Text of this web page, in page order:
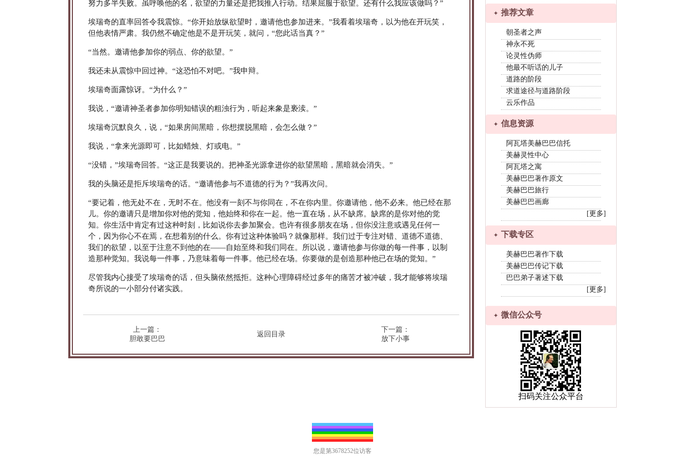
努力多半失败。虽呼唤他的名，欲望的力量还是把我推入行动。结果屈服于欲望。还有什么我应该做吗？”
埃瑞奇的直率回答令我震惊。“你开始放纵欲望时，邀请他也参加进来。”我看着埃瑞奇，以为他在开玩笑，
但他表情严肃。我仍然不确定他是不是开玩笑，就问，“您此话当真？”
“当然。邀请他参加你的弱点、你的欲望。”
我还未从震惊中回过神。“这恐怕不对吧。”我申辩。
埃瑞奇面露惊讶。“为什么？”
我说，“邀请神圣者参加你明知错误的粗浊行为，听起来象是亵渎。”
埃瑞奇沉默良久，说，“如果房间黑暗，你想摆脱黑暗，会怎么做？”
我说，“拿来光源即可，比如蜡烛、灯或电。”
“没错，”埃瑞奇回答。“这正是我要说的。把神圣光源拿进你的欲望黑暗，黑暗就会消失。”
我的头脑还是拒斥埃瑞奇的话。“邀请他参与不道德的行为？”我再次问。
“要记着，他无处不在，无时不在。他没有一刻不与你同在，不在你内里。你邀请他，他不必来。他已经在那
儿。你的邀请只是增加你对他的觉知，他始终和你在一起。他一直在场，从不缺席。缺席的是你对他的觉
知。你生活中肯定有过这种时刻，比如说你去参加聚会。也许有很多朋友在场，但你没注意或遇见任何一
个，因为你心不在焉，在想着别的什么。你有过这种体验吗？就像那样。我们过于专注对错、道德不道德、
我们的欲望，以至于注意不到他的在——自始至终和我们同在。所以说，邀请他参与你做的每一件事，以制
造那种觉知。我说每一件事，乃意味着每一件事。他已经在场。你要做的是创造那种他已在场的觉知。”
尽管我内心接受了埃瑞奇的话，但头脑依然抵拒。这种心理障碍经过多年的痛苦才被冲破，我才能够将埃瑞
奇所说的一小部分付诸实践。
上一篇：
胆敢要巴巴
返回目录
下一篇：
放下小事
推荐文章
朝圣者之声
神永不死
论灵性伪师
他最不听话的儿子
道路的阶段
求道途径与道路阶段
云乐作品
信息资源
阿瓦塔美赫巴巴信托
美赫灵性中心
阿瓦塔之寓
美赫巴巴著作原文
美赫巴巴旅行
美赫巴巴画廊
[更多]
下载专区
美赫巴巴著作下载
美赫巴巴传记下载
巴巴弟子著述下载
[更多]
微信公众号
扫码关注公众平台
您是第3678252位访客